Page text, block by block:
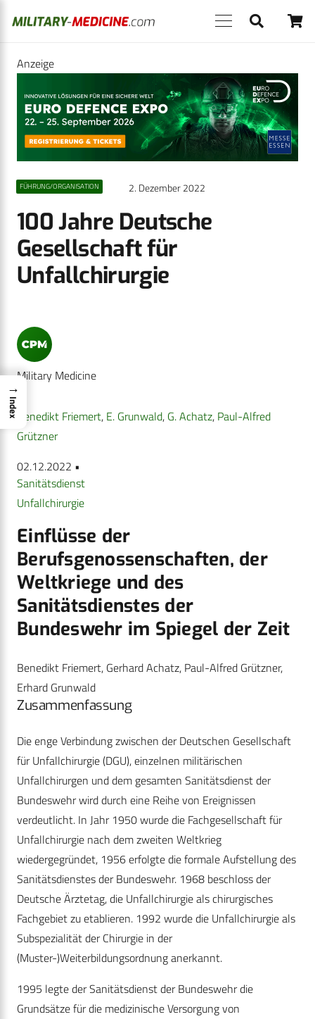
Anzeige
FÜHRUNG/ORGANISATION 2. Dezember 2022
100 Jahre Deutsche
Gesellschaft für
Unfallchirurgie
Military Medicine
Benedikt Friemert, E. Grunwald, G. Achatz, Paul-Alfred
Grützner
02.12.2022 •
Sanitätsdienst
Unfallchirurgie
Einflüsse der
Berufsgenossenschaften, der
Weltkriege und des
Sanitätsdienstes der
Bundeswehr im Spiegel der Zeit
Benedikt Friemert, Gerhard Achatz, Paul-Alfred Grützner,
Erhard Grunwald
Zusammenfassung
Die enge Verbindung zwischen der Deutschen Gesellschaft
für Unfallchirurgie (DGU), einzelnen militärischen
Unfallchirurgen und dem gesamten Sanitätsdienst der
Bundeswehr wird durch eine Reihe von Ereignissen
verdeutlicht. In Jahr 1950 wurde die Fachgesellschaft für
Unfallchirurgie nach dem zweiten Weltkrieg
wiedergegründet, 1956 erfolgte die formale Aufstellung des
Sanitätsdienstes der Bundeswehr. 1968 beschloss der
Deutsche Ärztetag, die Unfallchirurgie als chirurgisches
Fachgebiet zu etablieren. 1992 wurde die Unfallchirurgie als
Subspezialität der Chirurgie in der
(Muster-)Weiterbildungsordnung anerkannt.
1995 legte der Sanitätsdienst der Bundeswehr die
Grundsätze für die medizinische Versorgung von
→
Index